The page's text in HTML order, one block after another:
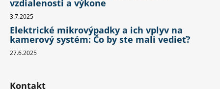
vzdialenosti a výkone
3.7.2025
Elektrické mikrovýpadky a ich vplyv na
kamerový systém: Čo by ste mali vedieť?
27.6.2025
Kontakt